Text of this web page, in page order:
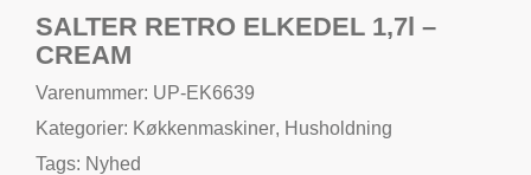
SALTER RETRO ELKEDEL 1,7l –
CREAM
Varenummer: UP-EK6639
Kategorier: Køkkenmaskiner, Husholdning
Tags: Nyhed